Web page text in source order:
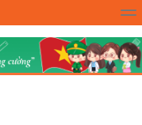
Học toán - Lớp 1